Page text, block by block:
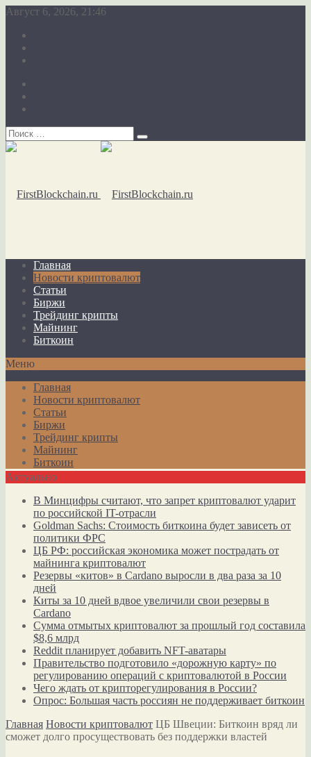
Август 6, 2026, 21:46
Главная
Новости криптовалют
Статьи
Биржи
Трейдинг крипты
Майнинг
Биткоин
Меню
Главная
Новости криптовалют
Статьи
Биржи
Трейдинг крипты
Майнинг
Биткоин
Актуально
В Минцифры считают, что запрет криптовалют ударит
по российской IT-отрасли
Goldman Sachs: Стоимость биткоина будет зависеть от
политики ФРС
ЦБ РФ: российская экономика может пострадать от
майнинга криптовалют
Резервы «китов» в Cardano выросли в два раза за 10
дней
Киты за 10 дней вдвое увеличили свои резервы в
Cardano
Сумма отмытых криптовалют за прошлый год составила
$8,6 млрд
Reddit планирует добавить NFT-аватары
Правительство подготовило «дорожную карту» по
регулированию операций с криптовалютой в России
Чего ждать от крипторегулирования в России?
Опрос: Большая часть россиян не поддерживает биткоин
Главная Новости криптовалют ЦБ Швеции: Биткоин вряд ли
сможет долго просуществовать без поддержки властей